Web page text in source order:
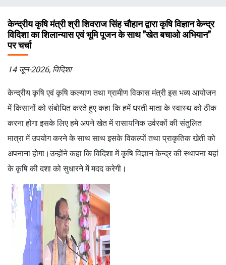
केन्द्रीय कृषि मंत्री श्री शिवराज सिंह चौहान द्वारा कृषि विज्ञान केन्द्र
विदिशा का शिलान्यास एवं भूमि पूजन के साथ "खेत बचाओ अभियान"
पर चर्चा
14 जून-2026, विदिशा
केन्द्रीय कृषि एवं कृषि कल्याण तथा ग्रामीण विकास मंत्री इस भव्य आयोजन
में किसानों को संबोधित करते हुए कहा कि हमें धरती माता के स्वास्थ को ठीक
करना होगा इसके लिए हमे अपने खेत में रासायनिक उर्वरकों की संतुलित
मात्रा में उपयोग करने के साथ साथ इसके विकल्पों तथा प्राकृतिक खेती को
अपनाना होगा।उन्होंने कहा कि विदिशा में कृषि विज्ञान केन्द्र की स्थापना यहां
के कृषि की दशा को सुधारने में मदद करेगी।